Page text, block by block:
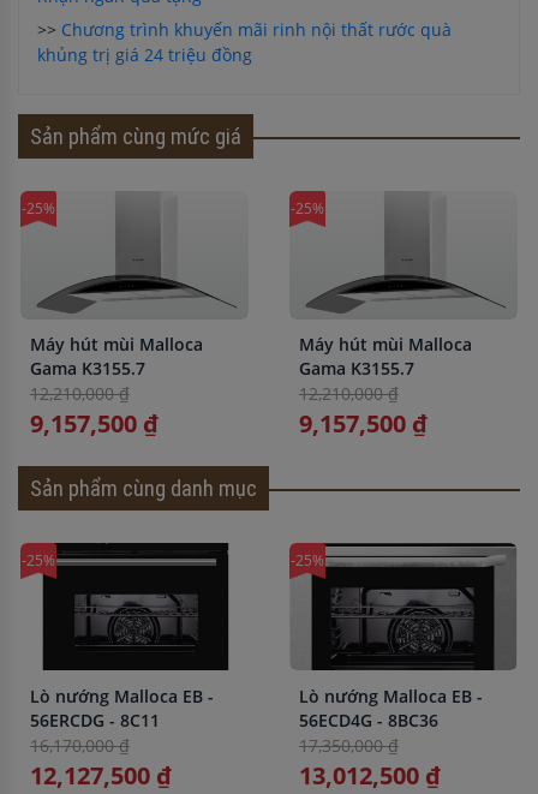
>> Chương trình khuyến mãi rinh nội thất rước quà
khủng trị giá 24 triệu đồng
Sản phẩm cùng mức giá
-25%
Máy hút mùi Malloca
Gama K3155.7
12,210,000 ₫
9,157,500 ₫
-25%
Máy hút mùi Malloca
Gama K3155.7
12,210,000 ₫
9,157,500 ₫
Sản phẩm cùng danh mục
-25%
Lò nướng Malloca EB -
56ERCDG - 8C11
16,170,000 ₫
12,127,500 ₫
-25%
Lò nướng Malloca EB -
56ECD4G - 8BC36
17,350,000 ₫
13,012,500 ₫